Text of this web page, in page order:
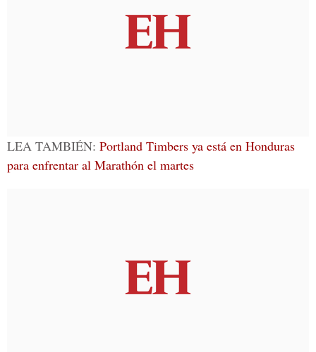
LEA TAMBIÉN: Portland Timbers ya está en Honduras
para enfrentar al Marathón el martes